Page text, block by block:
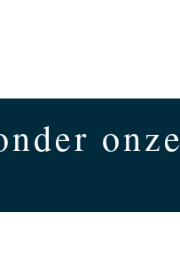
onze